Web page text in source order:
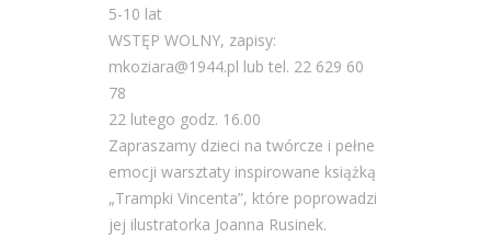
5-10 lat
WSTĘP WOLNY, zapisy:
mkoziara@1944.pl lub tel. 22 629 60
78
22 lutego godz. 16.00
Zapraszamy dzieci na twórcze i pełne
emocji warsztaty inspirowane książką
„Trampki Vincenta”, które poprowadzi
jej ilustratorka Joanna Rusinek.